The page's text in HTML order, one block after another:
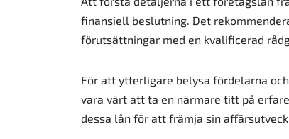
finansiell beslutning. Det
förutsättningar med en kvalificerad
För att ytterligare belysa fördelarna
vara värt att ta en närmare titt på
dessa lån för att främja sin